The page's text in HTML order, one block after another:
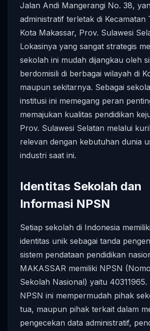
Jalan Andi Mangerangi No. 38,
administratif terletak di Kecamatan
Kota Makassar, Prov. Sulawesi
Lokasinya yang sangat strategis
sekolah ini mudah dijangkau oleh
berdomisili di berbagai wilayah di
maupun sekitarnya. Sebagai
institusi ini memegang peran
memajukan kualitas pendidikan
Prov. Sulawesi Selatan melalui
relevan dengan kebutuhan dunia
industri saat ini.
Identitas Sekolah dan
Informasi NPSN
Setiap sekolah di Indonesia
identitas unik sebagai tanda
sistem pendataan pendidikan
MAKASSAR memiliki NPSN
Sekolah Nasional) yaitu 40311965.
NPSN ini mempermudah pihak
tua, maupun pihak terkait dalam
pengecekan data administratif,